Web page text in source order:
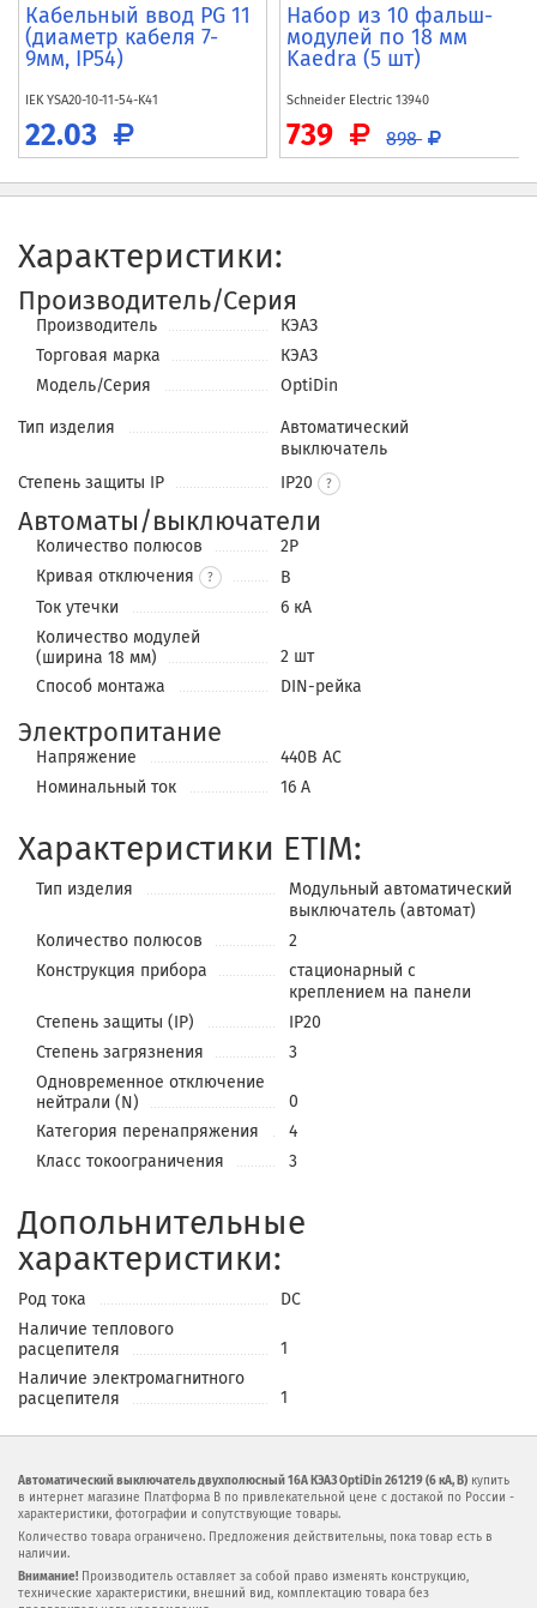
Кабельный ввод PG 11
(диаметр кабеля 7-
9мм, IP54)
IEKYSA20-10-11-54-K41
22.03
Набор из 10 фальш-
модулей по 18 мм
Kaedra (5 шт)
Schneider Electric 13940
739 898
Характеристики:
Производитель/Серия
Производитель
КЭАЗ
Торговая марка
КЭАЗ
Модель/Серия
OptiDin
Тип изделия
Автоматический
выключатель
Степень защиты IP
IP20
Автоматы/выключатели
Количество полюсов
2P
Кривая отключения
?
B
Ток утечки
6 кА
Количество модулей
(ширина 18 мм)
2 шт
Способ монтажа
DIN-рейка
Электропитание
Напряжение
440В АС
Номинальный ток
16 А
Характеристики ETIM:
Тип изделия
Модульный автоматический
выключатель (автомат)
Количество полюсов
2
Конструкция прибора
стационарный с
креплением на панели
Степень защиты (IP)
IP20
Степень загрязнения
3
Одновременное отключение
нейтрали (N)
0
Категория перенапряжения
4
Класс токоограничения
3
Допольнительные
характеристики:
Род тока
DC
Наличие теплового
расцепителя
1
Наличие электромагнитного
расцепителя
1
Автоматический выключатель двухполюсный 16А КЭАЗ OptiDin 261219 (6 кА, B) купить
в интернет магазине Платформа В по привлекательной цене с достакой по России -
характеристики, фотографии и сопутствующие товары.
Количество товара ограничено. Предложения действительны, пока товар есть в
наличии.
Внимание! Производитель оставляет за собой право изменять конструкцию,
технические характеристики, внешний вид, комплектацию товара без